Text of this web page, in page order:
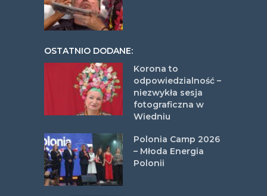
OSTATNIO DODANE:
Korona to
odpowiedzialność –
niezwykła sesja
fotograficzna w
Wiedniu
Polonia Camp 2026
– Młoda Energia
Polonii